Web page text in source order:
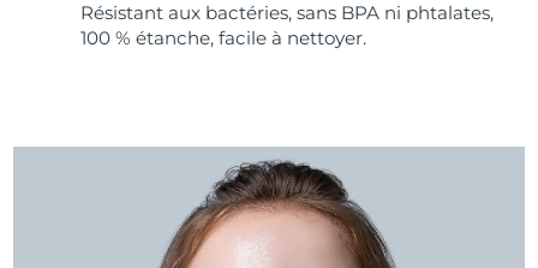
Résistant aux bactéries, sans BPA ni phtalates,
100 % étanche, facile à nettoyer.